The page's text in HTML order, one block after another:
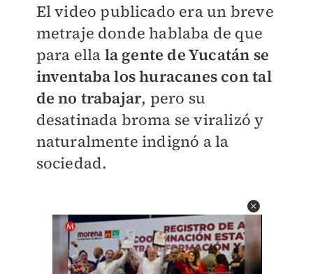
El video publicado era un breve
metraje donde hablaba de que
para ella la gente de Yucatán se
inventaba los huracanes con tal
de no trabajar, pero su
desatinada broma se viralizó y
naturalmente indignó a la
sociedad.